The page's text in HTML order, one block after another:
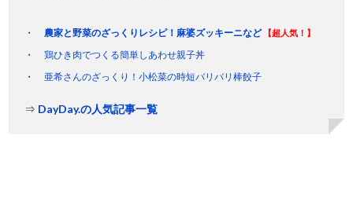
農家と野菜のざっくりレシピ！麻婆ズッキーニなど 【超人気！】
鶏ひき肉でつくる簡単しあわせ親子丼
亜希さんのざっくり！小松菜の時短バリバリ棒餃子
⇒ DayDay.の人気記事一覧